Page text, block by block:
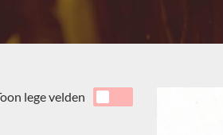
lege velden